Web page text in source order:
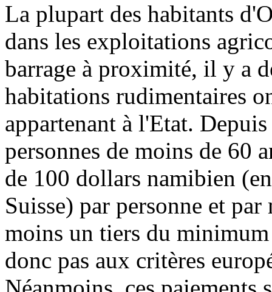
La plupart des habitants
dans les exploitations
barrage à proximité, il y a
habitations rudimentaires
appartenant à l'Etat.
personnes de moins de 60
de 100 dollars namibien
Suisse) par personne et
moins un tiers du
donc pas aux critères